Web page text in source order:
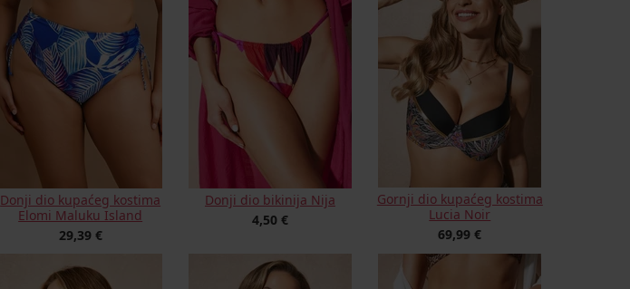
Donji dio kupaćeg kostima
Elomi Maluku Island
29,39 €
Donji dio bikinija Nija
4,50 €
Gornji dio kupaćeg kostima
Lucia Noir
69,99 €